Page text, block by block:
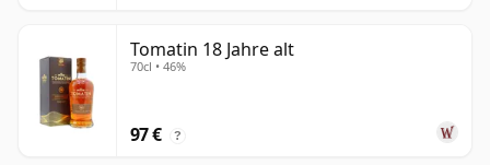
Tomatin 18 Jahre alt
70cl • 46%
97 € ?